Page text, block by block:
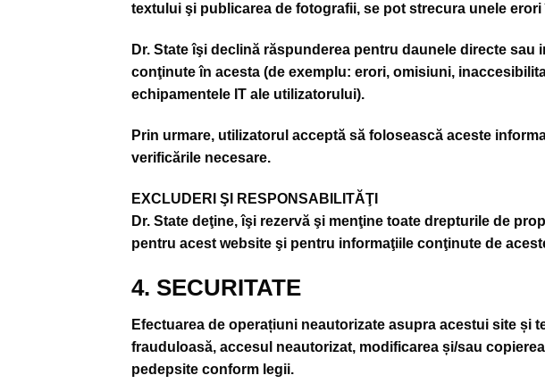
textului şi publicarea de fotografii, se pot strecura unele
Dr. State îşi declină răspunderea pentru daunele directe
conţinute în acesta (de exemplu: erori, omisiuni,
echipamentele IT ale utilizatorului).
Prin urmare, utilizatorul acceptă să folosească aceste
verificările necesare.
EXCLUDERI ŞI RESPONSABILITĂŢI
Dr. State deţine, îşi rezervă şi menţine toate drepturile de
pentru acest website şi pentru informaţiile conţinute de
4. SECURITATE
Efectuarea de operațiuni neautorizate asupra acestui site și
frauduloasă, accesul neautorizat, modificarea și/sau
pedepsite conform legii.